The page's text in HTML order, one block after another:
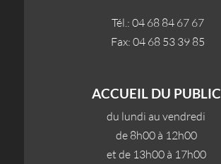
Tél.: 04 68 84 67 67
Fax: 04 68 53 39 85
ACCUEIL DU PUBLIC
du lundi au vendredi
de 8h00 à 12h00
et de 13h00 à 17h00